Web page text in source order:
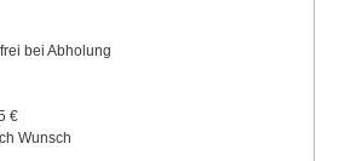
bei Abholung
€
Wunsch